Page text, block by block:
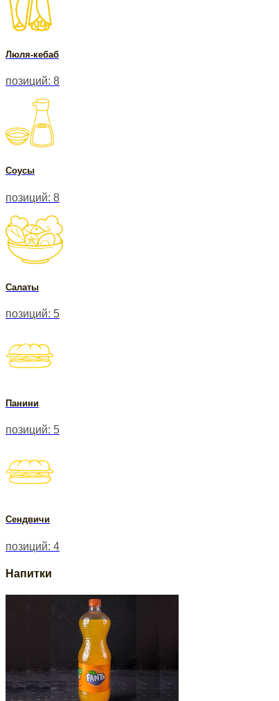
Люля-кебаб
позиций: 8
Соусы
позиций: 8
Салаты
позиций: 5
Панини
позиций: 5
Сендвичи
позиций: 4
Напитки